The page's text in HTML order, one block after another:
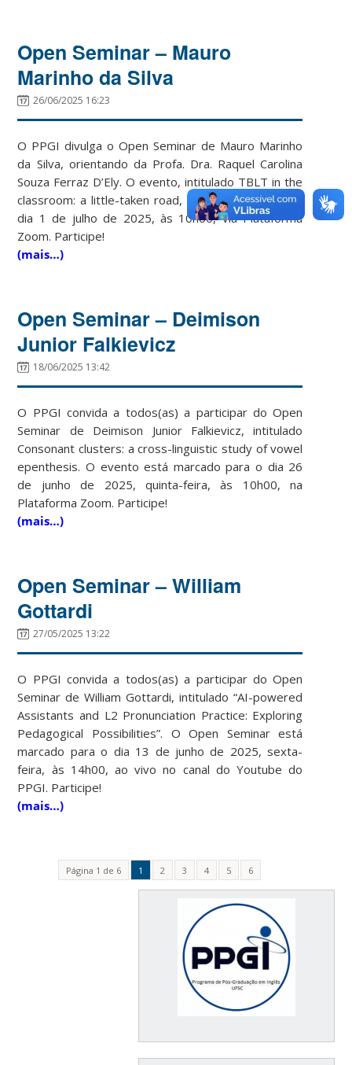
Open Seminar – Mauro
Marinho da Silva
26/06/2025 16:23
O PPGI divulga o Open Seminar de Mauro Marinho
da Silva, orientando da Profa. Dra. Raquel Carolina
Souza Ferraz D’Ely. O evento, intitulado TBLT in the
classroom: a little-taken road, está previsto para o
dia 1 de julho de 2025, às 10h00, via Plataforma
Zoom. Participe!
(mais…)
Open Seminar – Deimison
Junior Falkievicz
18/06/2025 13:42
O PPGI convida a todos(as) a participar do Open
Seminar de Deimison Junior Falkievicz, intitulado
Consonant clusters: a cross-linguistic study of vowel
epenthesis. O evento está marcado para o dia 26
de junho de 2025, quinta-feira, às 10h00, na
Plataforma Zoom. Participe!
(mais…)
Open Seminar – William
Gottardi
27/05/2025 13:22
O PPGI convida a todos(as) a participar do Open
Seminar de William Gottardi, intitulado “AI-powered
Assistants and L2 Pronunciation Practice: Exploring
Pedagogical Possibilities”. O Open Seminar está
marcado para o dia 13 de junho de 2025, sexta-
feira, às 14h00, ao vivo no canal do Youtube do
PPGI. Participe!
(mais…)
Página 1 de 6 1 2 3 4 5 6